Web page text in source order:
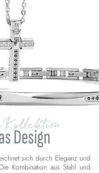
Design
sich durch Eleganz und
Kombination aus Stahl und